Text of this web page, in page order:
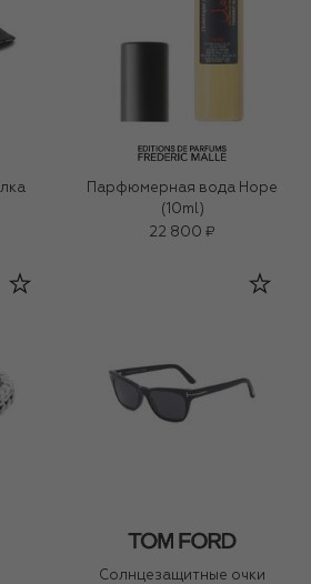
Парфюмерная вода Hope
(10ml)
22 800 ₽
Солнцезащитные очки